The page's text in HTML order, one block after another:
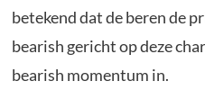
betekend dat de beren de
bearish gericht op deze
bearish momentum in.